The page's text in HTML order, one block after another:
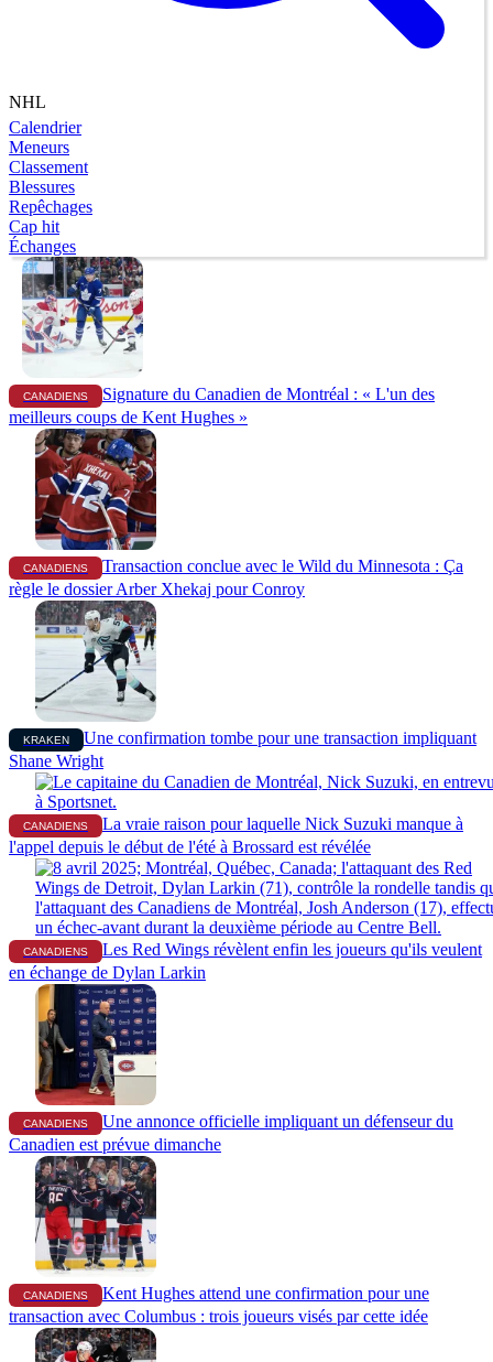
NHL
Calendrier
Meneurs
Classement
Blessures
Repêchages
Cap hit
Échanges
CANADIENS
Signature du Canadien de Montréal : « L'un des
meilleurs coups de Kent Hughes »
CANADIENS
Transaction conclue avec le Wild du Minnesota : Ça
règle le dossier Arber Xhekaj pour Conroy
KRAKEN
Une confirmation tombe pour une transaction impliquant
Shane Wright
CANADIENS
La vraie raison pour laquelle Nick Suzuki manque à
l'appel depuis le début de l'été à Brossard est révélée
CANADIENS
Les Red Wings révèlent enfin les joueurs qu'ils veulent
en échange de Dylan Larkin
CANADIENS
Une annonce officielle impliquant un défenseur du
Canadien est prévue dimanche
CANADIENS
Kent Hughes attend une confirmation pour une
transaction avec Columbus : trois joueurs visés par cette idée